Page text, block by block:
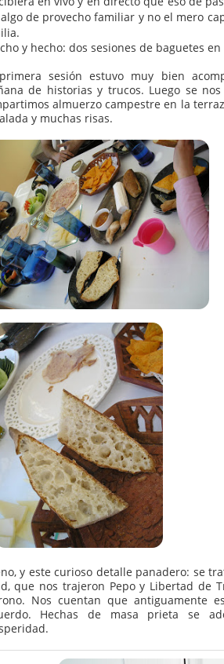
Las baguetes que hicimos bajo la
Beatriz Echevarría salieron todas
repetir baguetes comestibles y
percibiera en vivo y en directo que
era algo de provecho familiar y no el
familia.
Y dicho y hecho: dos sesiones de
La primera sesión estuvo muy
mañana de historias y trucos.
compartimos almuerzo campestre
ensalada y muchas risas.